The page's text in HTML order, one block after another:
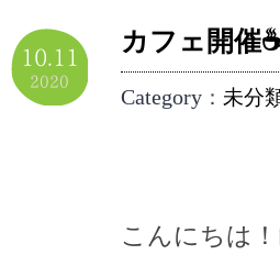
10.11
2020
カフェ開催
Category ： 未分
こんにちは